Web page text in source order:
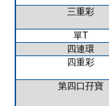
三重彩
單T
四連環
四重彩
第四口孖寶